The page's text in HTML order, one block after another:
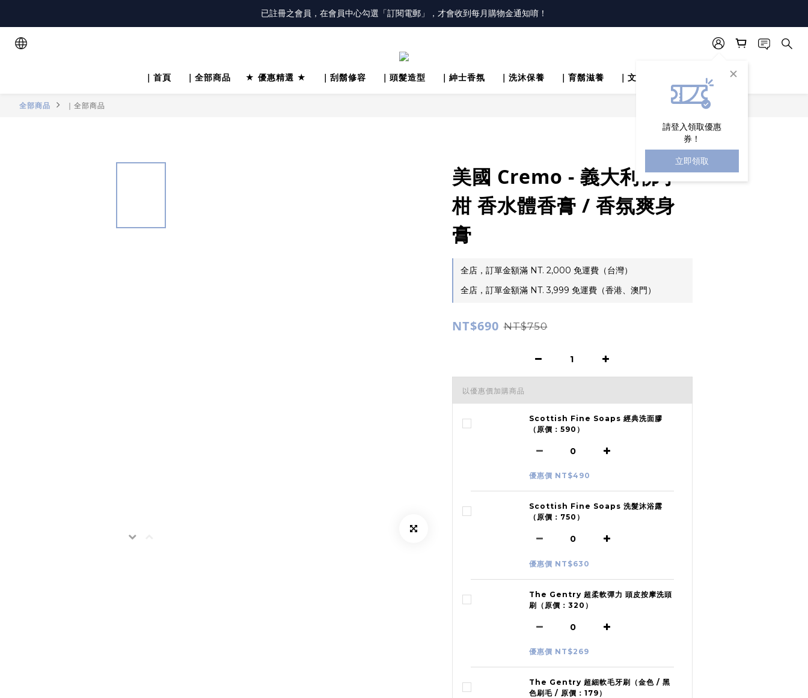
註冊會員「送100元購物金」，同時勾選「接收優惠通知」，還有每月購物金唷！
已註冊之會員，在會員中心勾選「訂閱電郵」，才會收到每月購物金通知唷！
請登入領取優惠
券！
立即領取
｜首頁 ｜全部商品 ★ 優惠精選 ★ ｜刮鬍修容 ｜頭髮造型 ｜紳士香氛 ｜洗沐保養 ｜育鬍滋養 ｜文章分享
全部商品 ｜全部商品
美國 Cremo - 義大利佛手
柑 香水體香膏 / 香氛爽身
膏
全店，訂單金額滿 NT. 2,000 免運費（台灣）
全店，訂單金額滿 NT. 3,999 免運費（香港、澳門）
NT$690 NT$750
以優惠價加購商品
Scottish Fine Soaps 經典洗面膠
（原價：590）
優惠價 NT$490
Scottish Fine Soaps 洗髮沐浴露
（原價：750）
優惠價 NT$630
The Gentry 超柔軟彈力 頭皮按摩洗頭
刷（原價：320）
優惠價 NT$269
The Gentry 超細軟毛牙刷（金色 / 黑
色刷毛 / 原價：179）